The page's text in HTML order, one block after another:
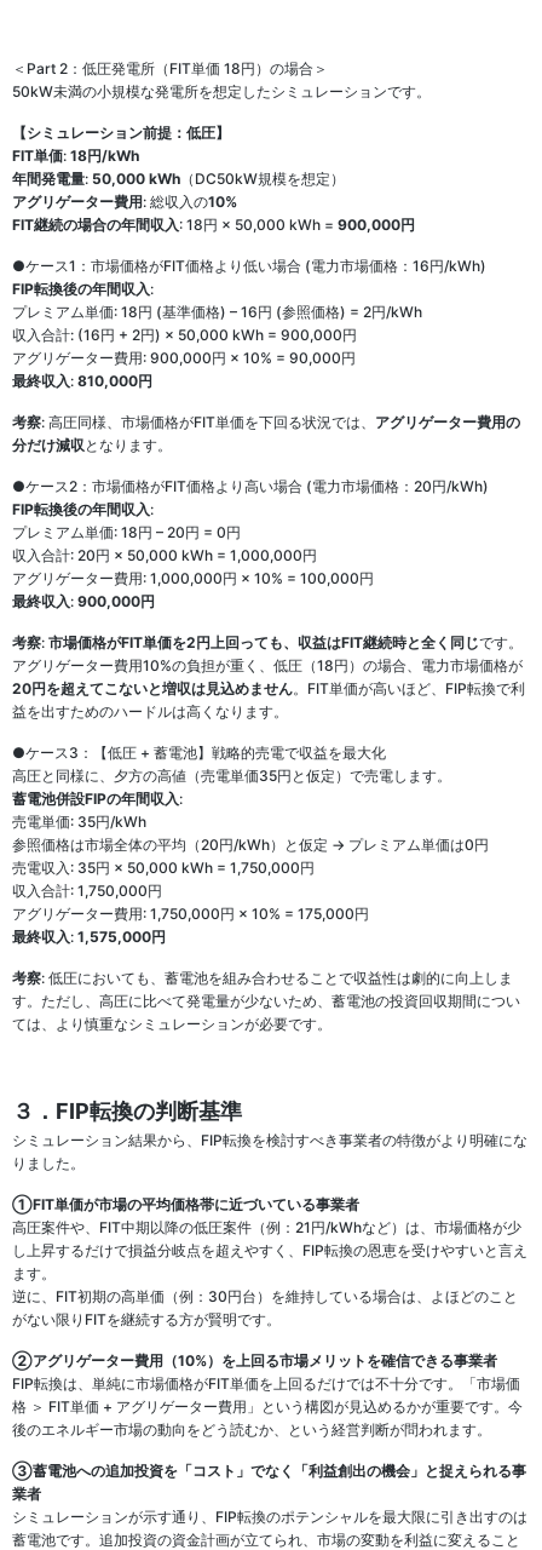
＜Part 2：低圧発電所（FIT単価 18円）の場合＞
50kW未満の小規模な発電所を想定したシミュレーションです。
【シミュレーション前提：低圧】
FIT単価: 18円/kWh
年間発電量: 50,000 kWh （DC50kW規模を想定）
アグリゲーター費用: 総収入の10%
FIT継続の場合の年間収入: 18円 × 50,000 kWh = 900,000円
●ケース1：市場価格がFIT価格より低い場合 (電力市場価格：16円/kWh)
FIP転換後の年間収入:
プレミアム単価: 18円 (基準価格) – 16円 (参照価格) = 2円/kWh
収入合計: (16円 + 2円) × 50,000 kWh = 900,000円
アグリゲーター費用: 900,000円 × 10% = 90,000円
最終収入: 810,000円
考察: 高圧同様、市場価格がFIT単価を下回る状況では、 アグリゲーター費用の
分だけ減収となります。
●ケース2：市場価格がFIT価格より高い場合 (電力市場価格：20円/kWh)
FIP転換後の年間収入:
プレミアム単価: 18円 – 20円 = 0円
収入合計: 20円 × 50,000 kWh = 1,000,000円
アグリゲーター費用: 1,000,000円 × 10% = 100,000円
最終収入: 900,000円
考察: 市場価格がFIT単価を2円上回っても、収益はFIT継続時と全く同じです。
アグリゲーター費用10%の負担が重く、低圧（18円）の場合、電力市場価格が
20円を超えてこないと増収は見込めません。FIT単価が高いほど、FIP転換で利
益を出すためのハードルは高くなります。
●ケース3：【低圧 + 蓄電池】戦略的売電で収益を最大化
高圧と同様に、夕方の高値（売電単価35円と仮定）で売電します。
蓄電池併設FIPの年間収入:
売電単価: 35円/kWh
参照価格は市場全体の平均（20円/kWh）と仮定 → プレミアム単価は0円
売電収入: 35円 × 50,000 kWh = 1,750,000円
収入合計: 1,750,000円
アグリゲーター費用: 1,750,000円 × 10% = 175,000円
最終収入: 1,575,000円
考察: 低圧においても、蓄電池を組み合わせることで収益性は劇的に向上しま
す。ただし、高圧に比べて発電量が少ないため、蓄電池の投資回収期間につい
ては、より慎重なシミュレーションが必要です。
３．FIP転換の判断基準
シミュレーション結果から、FIP転換を検討すべき事業者の特徴がより明確にな
りました。
①FIT単価が市場の平均価格帯に近づいている事業者
高圧案件や、FIT中期以降の低圧案件（例：21円/kWhなど）は、市場価格が少
し上昇するだけで損益分岐点を超えやすく、FIP転換の恩恵を受けやすいと言え
ます。
逆に、FIT初期の高単価（例：30円台）を維持している場合は、よほどのこと
がない限りFITを継続する方が賢明です。
②アグリゲーター費用（10%）を上回る市場メリットを確信できる事業者
FIP転換は、単純に市場価格がFIT単価を上回るだけでは不十分です。「市場価
格 ＞ FIT単価 + アグリゲーター費用」という構図が見込めるかが重要です。今
後のエネルギー市場の動向をどう読むか、という経営判断が問われます。
➂蓄電池への追加投資を「コスト」でなく「利益創出の機会」と捉えられる事
業者
シミュレーションが示す通り、FIP転換のポテンシャルを最大限に引き出すのは
蓄電池です。追加投資の資金計画が立てられ、市場の変動を利益に変えること